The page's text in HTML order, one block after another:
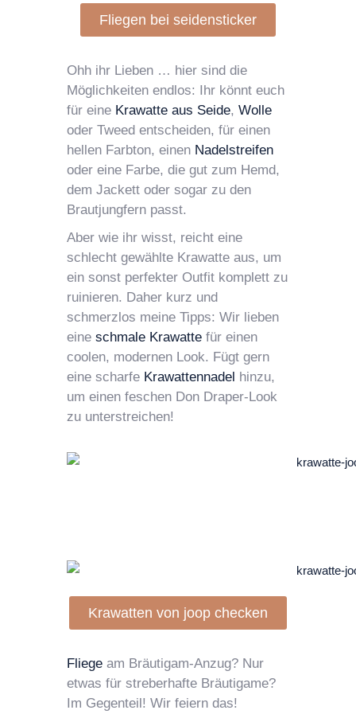
Fliegen bei seidensticker
Ohh ihr Lieben … hier sind die
Möglichkeiten endlos: Ihr könnt euch
für eine Krawatte aus Seide, Wolle
oder Tweed entscheiden, für einen
hellen Farbton, einen Nadelstreifen
oder eine Farbe, die gut zum Hemd,
dem Jackett oder sogar zu den
Brautjungfern passt.
Aber wie ihr wisst, reicht eine
schlecht gewählte Krawatte aus, um
ein sonst perfekter Outfit komplett zu
ruinieren. Daher kurz und
schmerzlos meine Tipps: Wir lieben
eine schmale Krawatte für einen
coolen, modernen Look. Fügt gern
eine scharfe Krawattennadel hinzu,
um einen feschen Don Draper-Look
zu unterstreichen!
Krawatten von joop checken
Fliege am Bräutigam-Anzug? Nur
etwas für streberhafte Bräutigame?
Im Gegenteil! Wir feiern das!